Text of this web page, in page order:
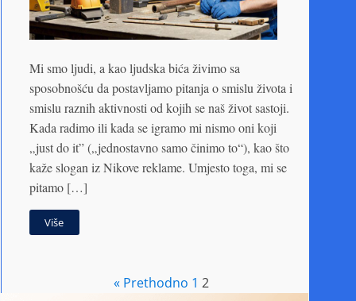
Mi smo ljudi, a kao ljudska bića živimo sa
sposobnošću da postavljamo pitanja o smislu života i
smislu raznih aktivnosti od kojih se naš život sastoji.
Kada radimo ili kada se igramo mi nismo oni koji
„just do it” („jednostavno samo činimo to“), kao što
kaže slogan iz Nikove reklame. Umjesto toga, mi se
pitamo […]
Više
« Prethodno 1 2